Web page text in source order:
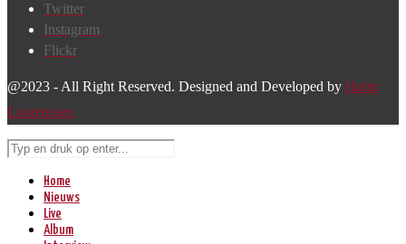
Twitter
Instagram
Flickr
@2023 - All Right Reserved. Designed and Developed by Harm
Lourenssen
Home
Nieuws
Live
Album